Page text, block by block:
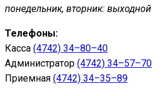
понедельник, вторник: выходной
Телефоны:
Касса (4742) 34–80–40
Администратор (4742) 34–57–70
Приемная (4742) 34–35–89